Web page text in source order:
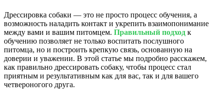
Дрессировка собаки — это не просто процесс обучения, а
возможность наладить контакт и укрепить взаимопонимание
между вами и вашим питомцем. Правильный подход к
обучению позволяет не только воспитать послушного
питомца, но и построить крепкую связь, основанную на
доверии и уважении. В этой статье мы подробно расскажем,
как правильно дрессировать собаку, чтобы процесс стал
приятным и результативным как для вас, так и для вашего
четвероногого друга.